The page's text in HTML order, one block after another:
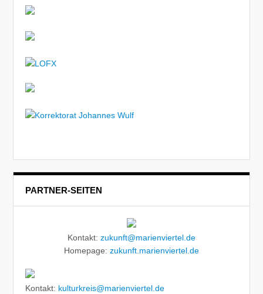
PARTNER-SEITEN
Kontakt: zukunft@marienviertel.de
Homepage: zukunft.marienviertel.de
Kontakt: kulturkreis@marienviertel.de